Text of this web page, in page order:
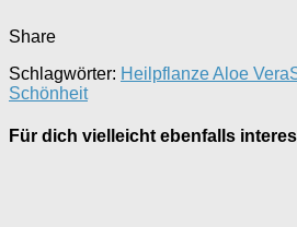
Share
Schlagwörter: Heilpflanze Aloe Vera
Schönheit
Für dich vielleicht ebenfalls